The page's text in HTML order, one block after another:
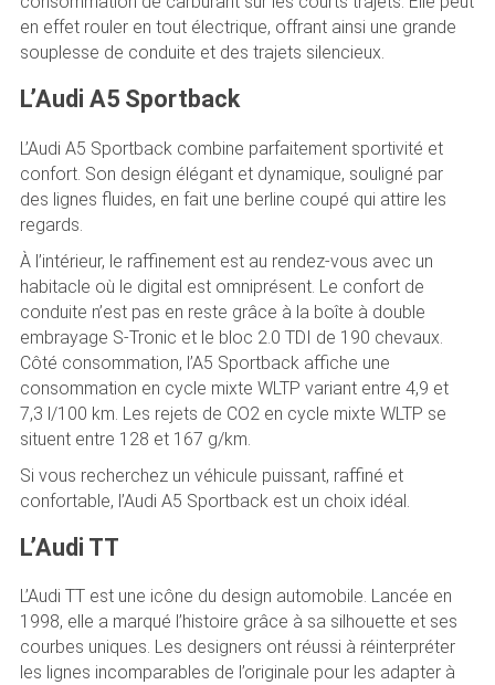
en effet rouler en tout électrique, offrant ainsi une grande
souplesse de conduite et des trajets silencieux.
L’Audi A5 Sportback
L’Audi A5 Sportback combine parfaitement sportivité et
confort. Son design élégant et dynamique, souligné par
des lignes fluides, en fait une berline coupé qui attire les
regards.
À l’intérieur, le raffinement est au rendez-vous avec un
habitacle où le digital est omniprésent. Le confort de
conduite n’est pas en reste grâce à la boîte à double
embrayage S-Tronic et le bloc 2.0 TDI de 190 chevaux.
Côté consommation, l’A5 Sportback affiche une
consommation en cycle mixte WLTP variant entre 4,9 et
7,3 l/100 km. Les rejets de CO2 en cycle mixte WLTP se
situent entre 128 et 167 g/km.
Si vous recherchez un véhicule puissant, raffiné et
confortable, l’Audi A5 Sportback est un choix idéal.
L’Audi TT
L’Audi TT est une icône du design automobile. Lancée en
1998, elle a marqué l’histoire grâce à sa silhouette et ses
courbes uniques. Les designers ont réussi à réinterpréter
les lignes incomparables de l’originale pour les adapter à